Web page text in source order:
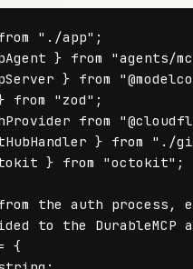
"./app"
} from "agents/
} from
from "zod"
from
} from "./
} from "octokit" ;
the auth process,
to the DurableMCP
{